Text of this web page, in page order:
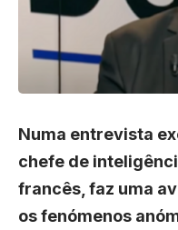
Numa entrevista
chefe de
francês, faz uma
os fenómenos